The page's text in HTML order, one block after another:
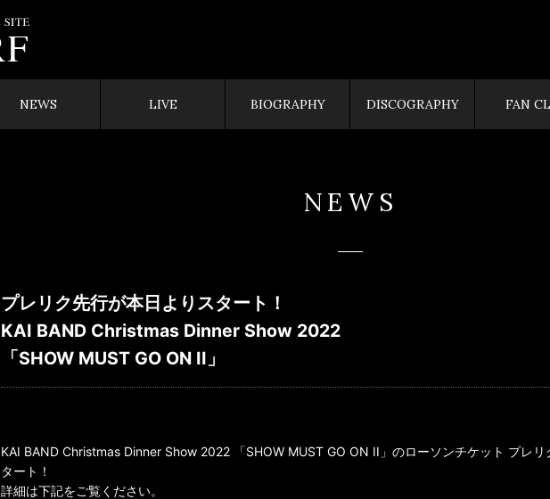
NEWS LIVE BIOGRAPHY DISCOGRAPHY FAN
NEWS
プレリク先行が本日よりスタート！
KAI BAND Christmas Dinner Show 2022
「SHOW MUST GO ON II」
KAI BAND Christmas Dinner Show 2022 「SHOW MUST GO ON II」のローソンチケット プレ
タート！
詳細は下記をご覧ください。